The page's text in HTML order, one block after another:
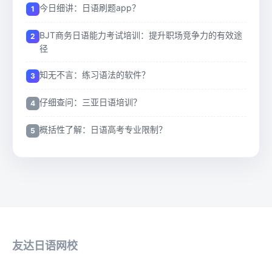
今日细讲：日语刷题app？
BJT商务日语能力考试培训：提升职场竞争力的有效途
径
知无不言：练习语法的软件？
仔细查问：三亚日语培训？
概括性了解：日语高考专业限制？
友达日语网校